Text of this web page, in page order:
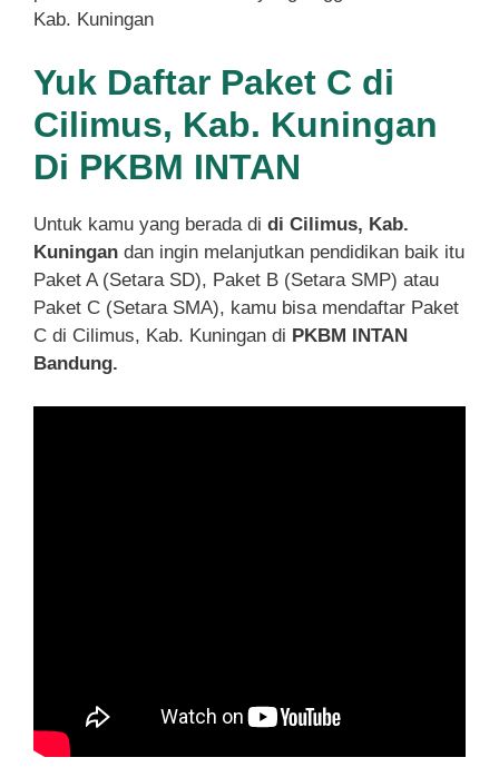
Kab. Kuningan
Yuk Daftar Paket C di
Cilimus, Kab. Kuningan
Di PKBM INTAN
Untuk kamu yang berada di di Cilimus, Kab.
Kuningan dan ingin melanjutkan pendidikan baik itu
Paket A (Setara SD), Paket B (Setara SMP) atau
Paket C (Setara SMA), kamu bisa mendaftar Paket
C di Cilimus, Kab. Kuningan di PKBM INTAN
Bandung.